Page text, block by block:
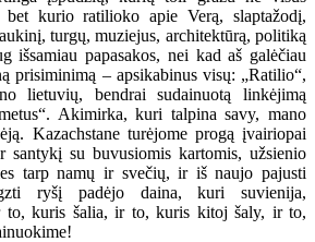
bet kurio ratilioko apie Verą, slaptažodį,
turgų, muziejus, architektūrą, politiką
papasakos, nei kad aš galėčiau
prisiminimą – apsikabinus visų: „Ratilio“,
lietuvių, bendrai sudainuotą linkėjimą
Akimirka, kuri talpina savy, mano
Kazachstane turėjome progą įvairiopai
santykį su buvusiomis kartomis, užsienio
tarp namų ir svečių, ir iš naujo pajusti
ryšį padėjo daina, kuri suvienija,
to, kuris šalia, ir to, kuris kitoj šaly, ir to,